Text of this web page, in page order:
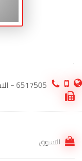
.
6517505 - الادارة 2604200
التسوق